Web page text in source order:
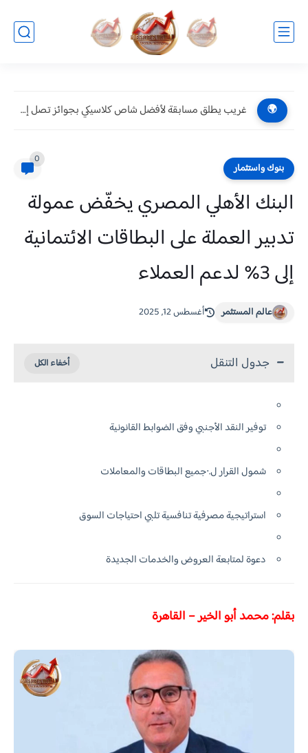
🌍 غريب يطلق مسابقة لأفضل شاص كلاسيكي بجوائز تصل إلى 10...
بنوك واستثمار
0
البنك الأهلي المصري يخفّض عمولة
تدبير العملة على البطاقات الائتمانية
إلى 3% لدعم العملاء
عالم المستثمر أغسطس 12, 2025
جدول التنقل
توفير النقد الأجنبي وفق الضوابط القانونية
شمول القرار ل.٠جميع البطاقات والمعاملات
استراتيجية مصرفية تنافسية تلبي احتياجات السوق
دعوة لمتابعة العروض والخدمات الجديدة
بقلم: محمد أبو الخير – القاهرة